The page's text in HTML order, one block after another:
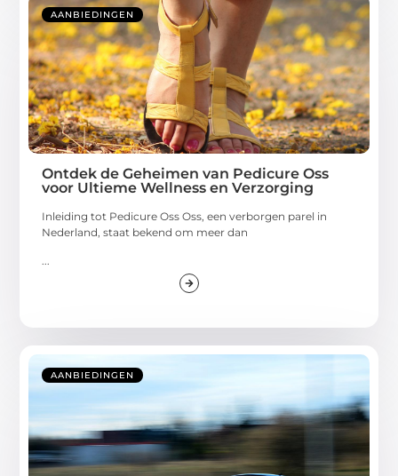
AANBIEDINGEN
Ontdek de Geheimen van Pedicure Oss
voor Ultieme Wellness en Verzorging
Inleiding tot Pedicure Oss Oss, een verborgen parel in
Nederland, staat bekend om meer dan
...
AANBIEDINGEN